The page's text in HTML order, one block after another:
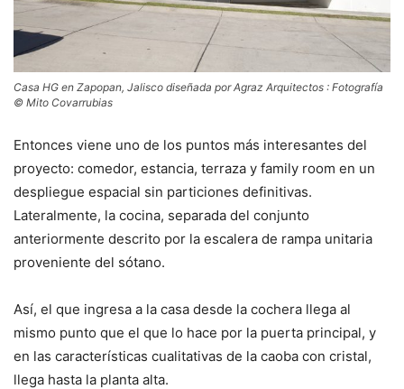
Casa HG en Zapopan, Jalisco diseñada por Agraz Arquitectos : Fotografía
© Mito Covarrubias
Entonces viene uno de los puntos más interesantes del
proyecto: comedor, estancia, terraza y family room en un
despliegue espacial sin particiones definitivas.
Lateralmente, la cocina, separada del conjunto
anteriormente descrito por la escalera de rampa unitaria
proveniente del sótano.
Así, el que ingresa a la casa desde la cochera llega al
mismo punto que el que lo hace por la puerta principal, y
en las características cualitativas de la caoba con cristal,
llega hasta la planta alta.